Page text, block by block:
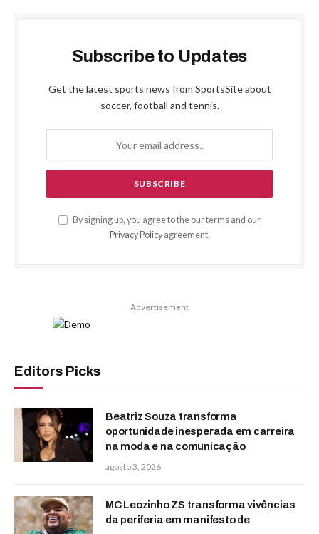
Subscribe to Updates
Get the latest sports news from SportsSite about
soccer, football and tennis.
By signing up, you agree to the our terms and our
Privacy Policyagreement.
Advertisement
Editors Picks
Beatriz Souza transforma
oportunidade inesperada em carreira
na moda e na comunicação
agosto 3, 2026
MC Leozinho ZS transforma vivências
da periferia em manifesto de